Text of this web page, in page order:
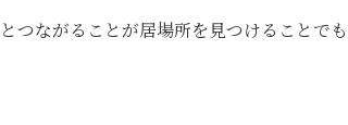
つながることが居場所を見つけることで